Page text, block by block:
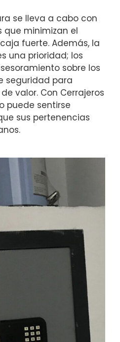
se lleva a cabo con
minimizan el
fuerte. Además, la
una prioridad; los
sobre los
seguridad para
valor. Con Cerrajeros
puede sentirse
sus pertenencias